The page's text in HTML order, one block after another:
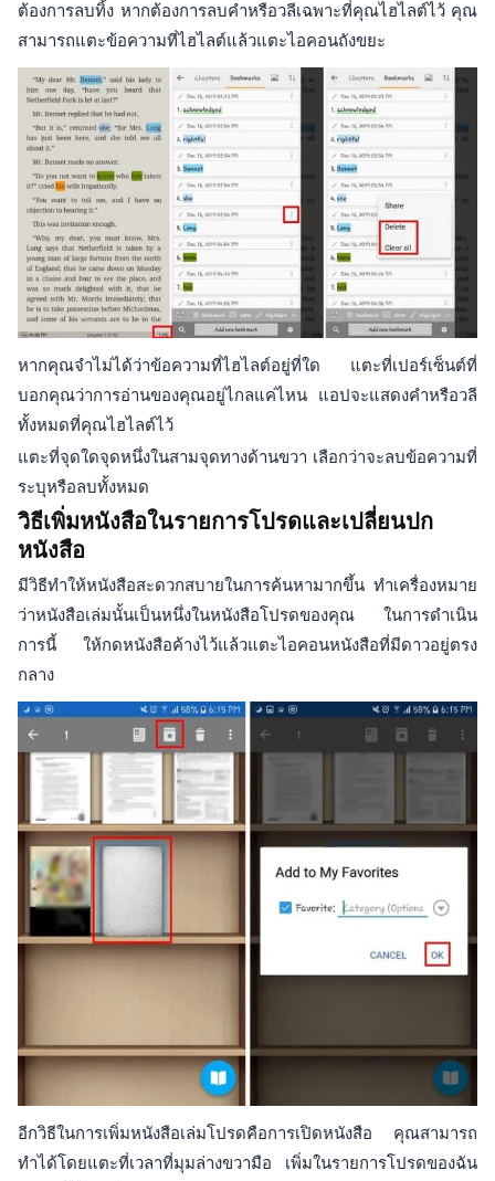
ต้องการลบทิ้ง หากต้องการลบคำหรือวลีเฉพาะที่คุณไฮไลต์ไว้ คุณ
สามารถแตะข้อความที่ไฮไลต์แล้วแตะไอคอนถังขยะ
หากคุณจำไม่ได้ว่าข้อความที่ไฮไลต์อยู่ที่ใด แตะที่เปอร์เซ็นต์ที่
บอกคุณว่าการอ่านของคุณอยู่ไกลแค่ไหน แอปจะแสดงคำหรือวลี
ทั้งหมดที่คุณไฮไลต์ไว้
แตะที่จุดใดจุดหนึ่งในสามจุดทางด้านขวา เลือกว่าจะลบข้อความที่
ระบุหรือลบทั้งหมด
วิธีเพิ่มหนังสือในรายการโปรดและเปลี่ยนปก
หนังสือ
มีวิธีทำให้หนังสือสะดวกสบายในการค้นหามากขึ้น ทำเครื่องหมาย
ว่าหนังสือเล่มนั้นเป็นหนึ่งในหนังสือโปรดของคุณ ในการดำเนิน
การนี้ ให้กดหนังสือค้างไว้แล้วแตะไอคอนหนังสือที่มีดาวอยู่ตรง
กลาง
อีกวิธีในการเพิ่มหนังสือเล่มโปรดคือการเปิดหนังสือ คุณสามารถ
ทำได้โดยแตะที่เวลาที่มุมล่างขวามือ เพิ่มในรายการโปรดของฉัน